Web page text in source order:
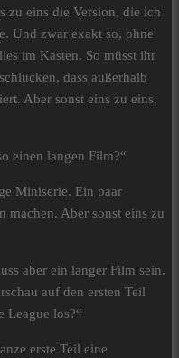
zu eins die Version, die ich
Und zwar exakt so, ohne
im Kasten. So müsst ihr
dass außerhalb
Aber sonst eins zu eins.
einen langen Film?“
Miniserie. Ein paar
machen. Aber sonst eins zu
aber ein langer Film sein.
auf den ersten Teil
League los?“
erste Teil eine